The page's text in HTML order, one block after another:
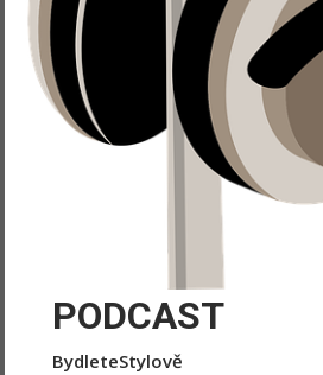
PODCAST
BydleteStylově